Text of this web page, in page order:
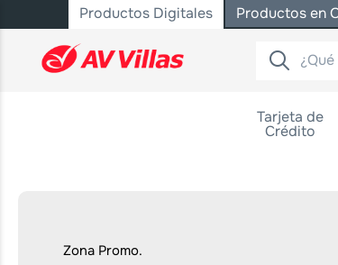
Saltar al contenido principal
Productos Digitales Productos en
Tarjeta de
Crédito
Zona Promo.